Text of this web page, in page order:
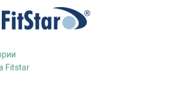
Fitstar